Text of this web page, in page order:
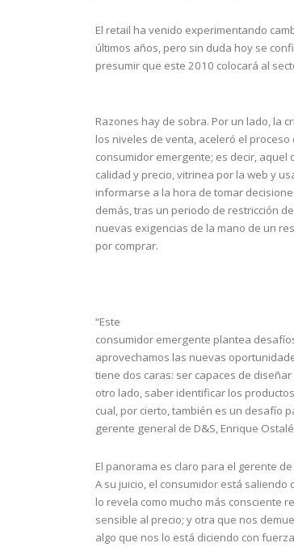
El retail ha venido experimentando
últimos años, pero sin duda hoy se
presumir que este 2010 colocará al
Razones hay de sobra. Por un lado, la
los niveles de venta, aceleró el
consumidor emergente; es decir,
calidad y precio, vitrinea por la web y
informarse a la hora de tomar
demás, tras un periodo de restricción
nuevas exigencias de la mano de un
por comprar.
“Este
consumidor emergente plantea
aprovechamos las nuevas
tiene dos caras: ser capaces de
otro lado, saber identificar los
cual, por cierto, también es un desafío
gerente general de D&S, Enrique
El panorama es claro para el gerente
A su juicio, el consumidor está saliendo
lo revela como mucho más consciente
sensible al precio; y otra que nos
algo que nos lo está diciendo con